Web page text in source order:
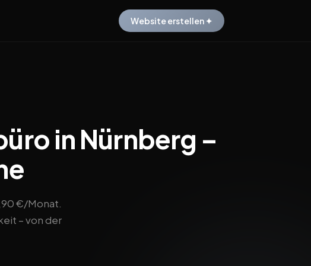
Website erstellen ✦
in Nürnberg –
€/Monat.
– von der